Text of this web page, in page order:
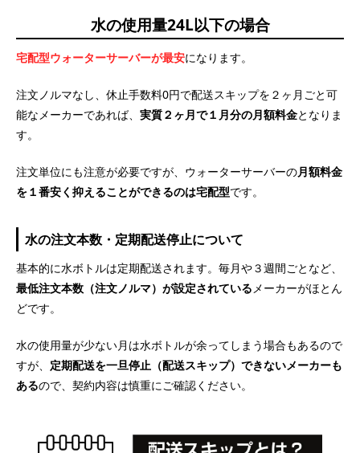
水の使用量24L以下の場合
宅配型ウォーターサーバーが最安になります。
注文ノルマなし、休止手数料0円で配送スキップを２ヶ月ごと可
能なメーカーであれば、 実質２ヶ月で１月分の月額料金となりま
す。
注文単位にも注意が必要ですが、ウォーターサーバーの月額料金
を１番安く抑えることができるのは宅配型です。
水の注文本数・定期配送停止について
基本的に水ボトルは定期配送されます。毎月や３週間ごとなど、
最低注文本数（注文ノルマ）が設定されているメーカーがほとん
どです。
水の使用量が少ない月は水ボトルが余ってしまう場合もあるので
すが、 定期配送を一旦停止（配送スキップ）できないメーカーも
あるので、契約内容は慎重にご確認ください。